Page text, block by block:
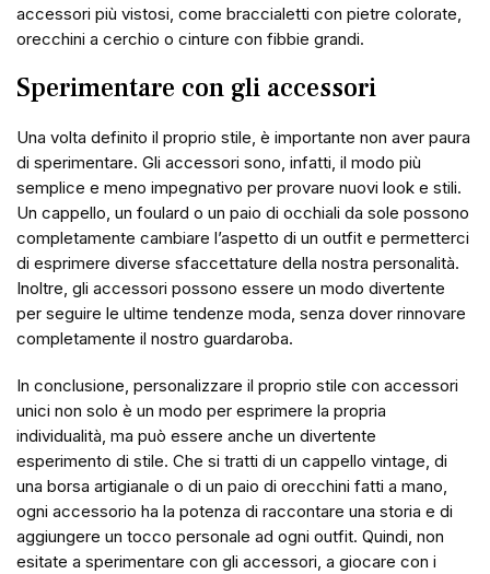
accessori più vistosi, come braccialetti con pietre colorate,
orecchini a cerchio o cinture con fibbie grandi.
Sperimentare con gli accessori
Una volta definito il proprio stile, è importante non aver paura
di sperimentare. Gli accessori sono, infatti, il modo più
semplice e meno impegnativo per provare nuovi look e stili.
Un cappello, un foulard o un paio di occhiali da sole possono
completamente cambiare l’aspetto di un outfit e permetterci
di esprimere diverse sfaccettature della nostra personalità.
Inoltre, gli accessori possono essere un modo divertente
per seguire le ultime tendenze moda, senza dover rinnovare
completamente il nostro guardaroba.
In conclusione, personalizzare il proprio stile con accessori
unici non solo è un modo per esprimere la propria
individualità, ma può essere anche un divertente
esperimento di stile. Che si tratti di un cappello vintage, di
una borsa artigianale o di un paio di orecchini fatti a mano,
ogni accessorio ha la potenza di raccontare una storia e di
aggiungere un tocco personale ad ogni outfit. Quindi, non
esitate a sperimentare con gli accessori, a giocare con i